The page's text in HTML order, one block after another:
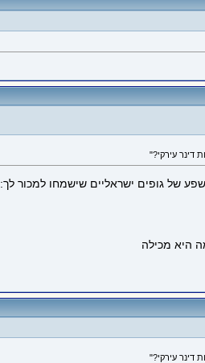
של גופים ישראליים שישמחו למכור לך: